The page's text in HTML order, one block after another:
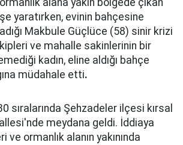
alana yakın bölgede çıkan
yaratırken, evinin bahçesine
Makbule Güçlüce (58) sinir krizi
ve mahalle sakinlerinin bir
kadın, eline aldığı bahçe
müdahale etti.
sıralarında Şehzadeler ilçesi kırsal
meydana geldi. İddiaya
ormanlık alanın yakınında